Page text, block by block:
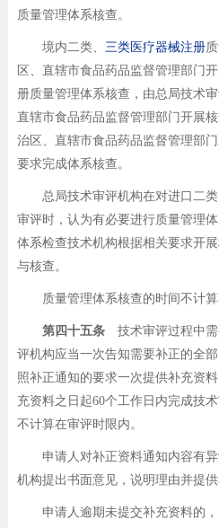
质量管理体系核查。
境内二类、 三类医疗器械注册
区、直辖市食品药品监督管理部门
册质量管理体系核查，由总局技术
直辖市食品药品监督管理部门开展
治区、直辖市食品药品监督管理部
要求完成体系核查。
总局技术审评机构在对进口二类
审评时，认为有必要进行质量管理
体系检查技术机构根据相关要求开
与核查。
质量管理体系核查的时间不计算
第四十五条技术审评过程中需
评机构应当一次告知需要补正的全
照补正通知的要求一次提供补充资
充资料之日起60个工作日内完成技
不计算在审评时限内。
申请人对补正资料通知内容有异
机构提出书面意见，说明理由并提供
申请人逾期未提交补充资料的，